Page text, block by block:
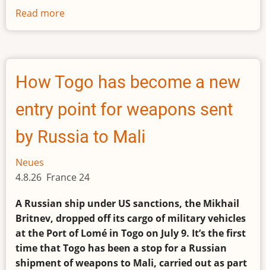
Read more
World's
president
reshuffles
army
his
absence
stokes
How Togo has become a new
entry point for weapons sent
by Russia to Mali
Neues
4.8.26 France 24
A Russian ship under US sanctions, the Mikhail
Britnev, dropped off its cargo of military vehicles
at the Port of Lomé in Togo on July 9. It’s the first
time that Togo has been a stop for a Russian
shipment of weapons to Mali, carried out as part